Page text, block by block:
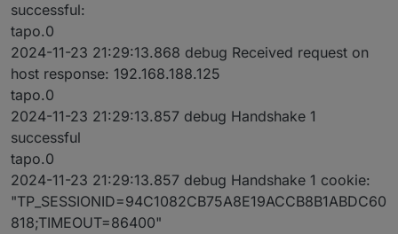
successful:
tapo.0
2024-11-23 21:29:13.868 debug Received request on
host response: 192.168.188.125
tapo.0
2024-11-23 21:29:13.857 debug Handshake 1
successful
tapo.0
2024-11-23 21:29:13.857 debug Handshake 1 cookie:
"TP_SESSIONID=94C1082CB75A8E19ACCB8B1ABDC60
818;TIMEOUT=86400"